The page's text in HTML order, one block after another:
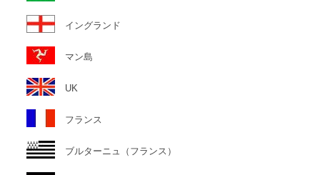
イングランド
マン島
UK
フランス
ブルターニュ（フランス）